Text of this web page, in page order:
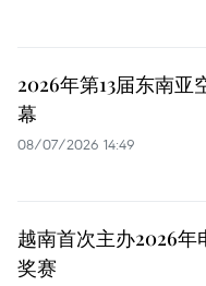
2026年第13届东南亚
幕
08/07/2026 14:49
越南首次主办2026年
奖赛